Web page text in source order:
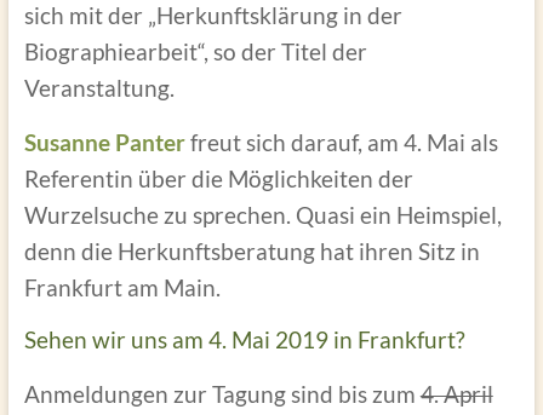
sich mit der „Herkunftsklärung in der
Biographiearbeit“, so der Titel der
Veranstaltung.
Susanne Panterfreut sich darauf, am 4. Mai als
Referentin über die Möglichkeiten der
Wurzelsuche zu sprechen. Quasi ein Heimspiel,
denn die Herkunftsberatung hat ihren Sitz in
Frankfurt am Main.
Sehen wir uns am 4. Mai 2019 in Frankfurt?
Anmeldungen zur Tagung sind bis zum4. April